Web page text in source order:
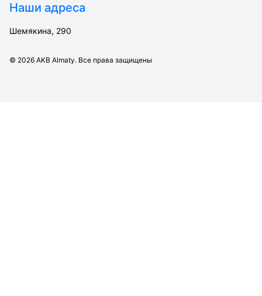
Наши адреса
Шемякина, 290
© 2026 AKB Almaty. Все права защищены